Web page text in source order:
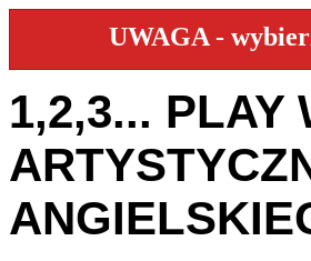
UWAGA -
1,2,3... PLAY